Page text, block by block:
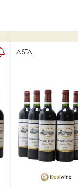
ASTA